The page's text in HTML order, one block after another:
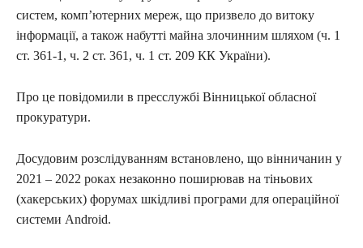
систем, комп’ютерних мереж, що призвело до витоку
інформації, а також набутті майна злочинним шляхом (ч. 1
ст. 361-1, ч. 2 ст. 361, ч. 1 ст. 209 КК України).
Про це повідомили в пресслужбі Вінницької обласної
прокуратури.
Досудовим розслідуванням встановлено, що вінничанин у
2021 – 2022 роках незаконно поширював на тіньових
(хакерських) форумах шкідливі програми для операційної
системи Android.